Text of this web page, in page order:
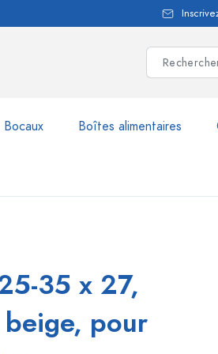
Bocaux Boîtes alimentaires
Bouteilles WECK
Bouteilles par volume
35 x 27,
pour